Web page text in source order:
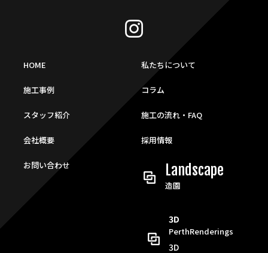
HOME 私たちについて
施工事例 コラム
スタッフ紹介 施工の流れ・FAQ
会社概要 採用情報
お問い合わせ Landscape
造園
3D
PerthRenderings
3D